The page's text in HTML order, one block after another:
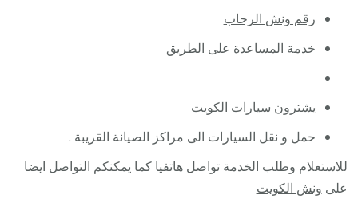
رقم ونش الرحاب
خدمة المساعدة على الطريق
يشترون سيارات الكويت
حمل و نقل السيارات الى مراكز الصيانة القريبة .
للاستعلام وطلب الخدمة تواصل هاتفيا كما يمكنكم التواصل ايضا
على ونش الكويت